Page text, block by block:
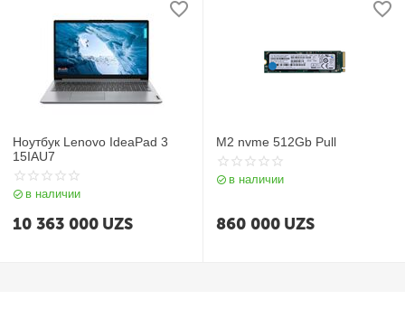
Ноутбук Lenovo IdeaPad 3
15IAU7
в наличии
10 363 000 UZS
M2 nvme 512Gb Pull
в наличии
860 000 UZS